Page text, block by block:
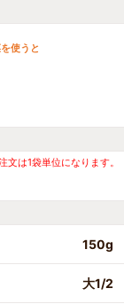
使うと
文は1袋単位になります。
150g
大1/2